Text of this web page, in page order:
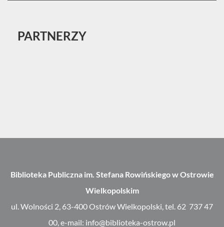
PARTNERZY
Biblioteka Publiczna im. Stefana Rowińskiego w Ostrowie
Wielkopolskim
ul. Wolności 2, 63-400 Ostrów Wielkopolski, tel. 62 737 47
00, e-mail: info@biblioteka-ostrow.pl